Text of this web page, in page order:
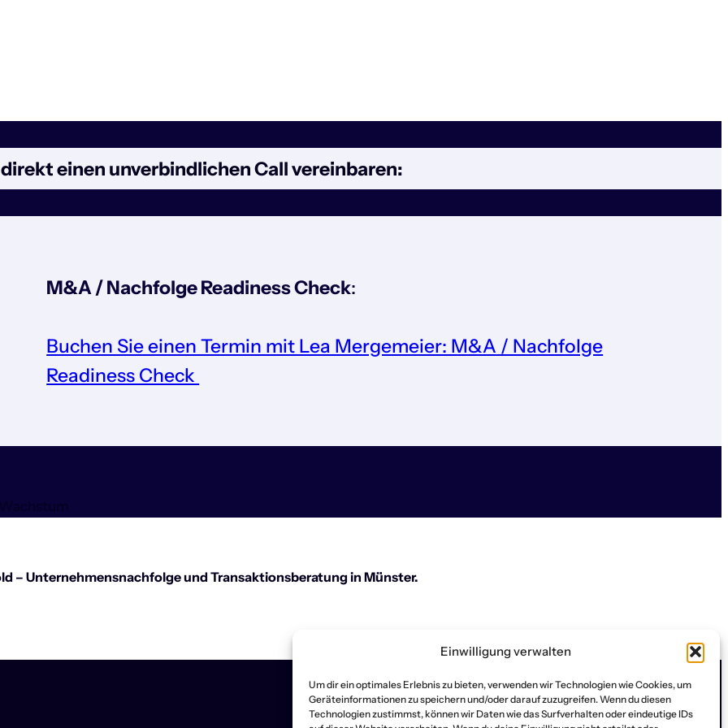
Einwilligung verwalten
Um dir ein optimales Erlebnis zu bieten, verwenden wir Technologien wie Cookies, um
Geräteinformationen zu speichern und/oder darauf zuzugreifen. Wenn du diesen
Technologien zustimmst, können wir Daten wie das Surfverhalten oder eindeutige IDs
einen unverbindlichen Call vereinbaren:
M&A / Nachfolge Readiness Check:
Buchen Sie einen Termin mit Lea Mergemeier: M&A / Nachfolge
Readiness Check
– Unternehmensnachfolge und Transaktionsberatung in Münster.